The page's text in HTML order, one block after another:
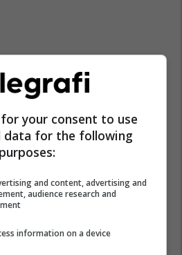
your consent to use
data for the following
purposes:
and content, advertising and
audience research and
information on a device